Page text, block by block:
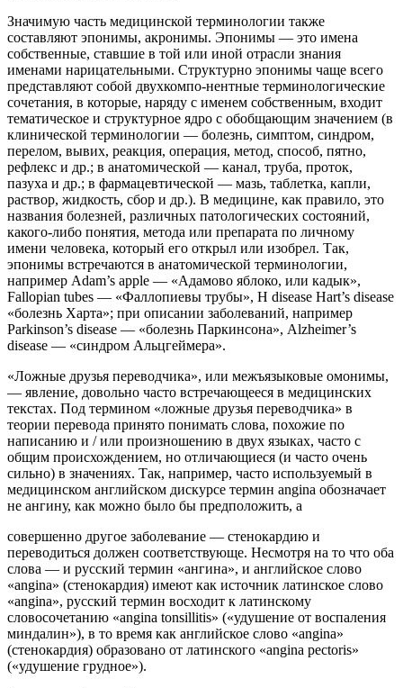
Значимую часть медицинской терминологии также
составляют эпонимы, акронимы. Эпонимы — это имена
собственные, ставшие в той или иной отрасли знания
именами нарицательными. Структурно эпонимы чаще всего
представляют собой двухкомпо-нентные терминологические
сочетания, в которые, наряду с именем собственным, входит
тематическое и структурное ядро с обобщающим значением (в
клинической терминологии — болезнь, симптом, синдром,
перелом, вывих, реакция, операция, метод, способ, пятно,
рефлекс и др.; в анатомической — канал, труба, проток,
пазуха и др.; в фармацевтической — мазь, таблетка, капли,
раствор, жидкость, сбор и др.). В медицине, как правило, это
названия болезней, различных патологических состояний,
какого-либо понятия, метода или препарата по личному
имени человека, который его открыл или изобрел. Так,
эпонимы встречаются в анатомической терминологии,
например Adam’s apple — «Адамово яблоко, или кадык»,
Fallopian tubes — «Фаллопиевы трубы», H disease Hart’s disease
«болезнь Харта»; при описании заболеваний, например
Parkinson’s disease — «болезнь Паркинсона», Alzheimer’s
disease — «синдром Альцгеймера».
«Ложные друзья переводчика», или межъязыковые омонимы,
— явление, довольно часто встречающееся в медицинских
текстах. Под термином «ложные друзья переводчика» в
теории перевода принято понимать слова, похожие по
написанию и / или произношению в двух языках, часто с
общим происхождением, но отличающиеся (и часто очень
сильно) в значениях. Так, например, часто используемый в
медицинском английском дискурсе термин angina обозначает
не ангину, как можно было бы предположить, а
совершенно другое заболевание — стенокардию и
переводиться должен соответствующе. Несмотря на то что оба
слова — и русский термин «ангина», и английское слово
«angina» (стенокардия) имеют как источник латинское слово
«angina», русский термин восходит к латинскому
словосочетанию «angina tonsillitis» («удушение от воспаления
миндалин»), в то время как английское слово «angina»
(стенокардия) образовано от латинского «angina pectoris»
(«удушение грудное»).